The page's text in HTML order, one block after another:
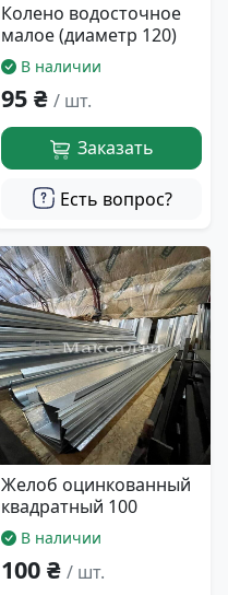
Колено водосточное
малое (диаметр 120)
В наличии
95 ₴ / шт.
Заказать
Есть вопрос?
Желоб оцинкованный
квадратный 100
В наличии
100 ₴ / шт.